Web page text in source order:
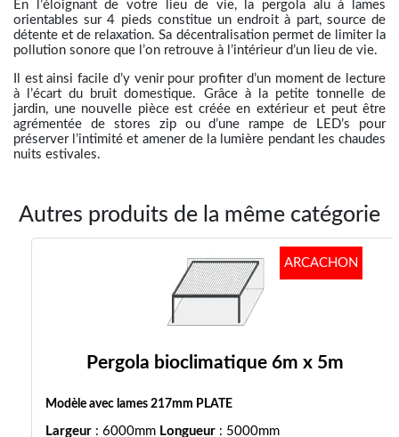
En l’éloignant de votre lieu de vie, la pergola alu à lames
orientables sur 4 pieds constitue un endroit à part, source de
détente et de relaxation. Sa décentralisation permet de limiter la
pollution sonore que l’on retrouve à l’intérieur d’un lieu de vie.
Il est ainsi facile d’y venir pour profiter d’un moment de lecture
à l’écart du bruit domestique. Grâce à la petite tonnelle de
jardin, une nouvelle pièce est créée en extérieur et peut être
agrémentée de stores zip ou d’une rampe de LED’s pour
préserver l’intimité et amener de la lumière pendant les chaudes
nuits estivales.
Autres produits de la même catégorie
ARCACHON
Pergola bioclimatique 6m x 5m
Modèle avec lames 217mm PLATE
Largeur : 6000mm Longueur : 5000mm